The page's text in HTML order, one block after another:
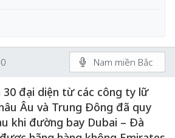
Nam miền Bắc
30 đại diện từ các công ty lữ
Âu và Trung Đông đã quy
khi đường bay Dubai – Đà